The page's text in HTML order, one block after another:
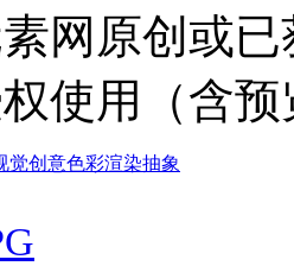
网原创或
使用（含
觉创意色彩渲染抽象